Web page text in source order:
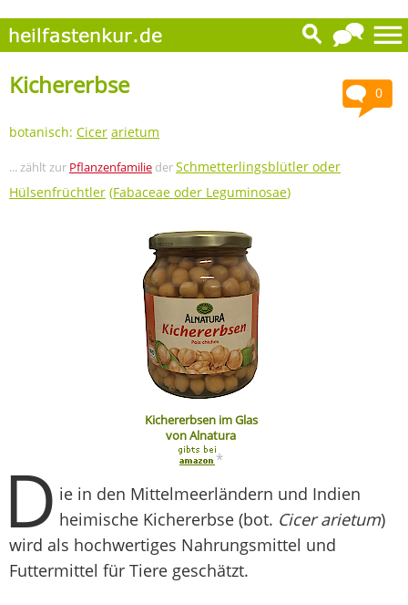
0
Kichererbse
botanisch: Cicer arietum
... zählt zur Pflanzenfamilie derSchmetterlingsblütler oder
Hülsenfrüchtler (Fabaceae oder Leguminosae)
Kichererbsen im Glas
von Alnatura
*
D ie in den Mittelmeerländern und Indien
heimische Kichererbse (bot. Cicer arietum)
wird als hochwertiges Nahrungsmittel und
Futtermittel für Tiere geschätzt.